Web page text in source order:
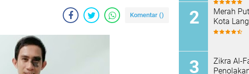
Komentar ()
Merah
Kota
Zikra Al-